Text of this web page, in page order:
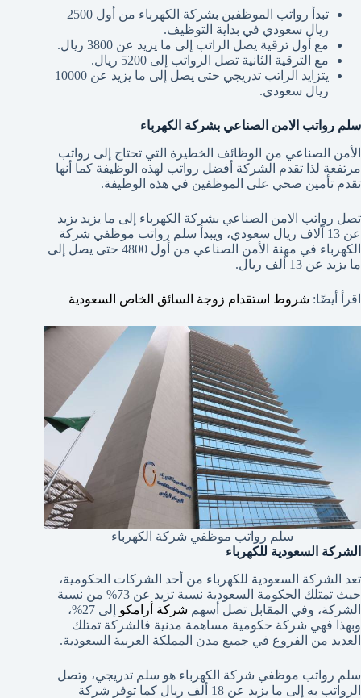
تبدأ رواتب الموظفين بشركة الكهرباء من أول 2500
ريال سعودي في بداية التوظيف.
مع أول ترقية يصل الراتب إلى ما يزيد عن 3800 ريال.
مع الترقية الثانية تصل الرواتب إلى 5200
ريال.
يتزايد الراتب تدريجي حتى يصل إلى ما يزيد عن 10000
ريال سعودي.
سلم رواتب الامن الصناعي بشركة الكهرباء
الأمن الصناعي من الوظائف الخطيرة التي تحتاج إلى رواتب
مرتفعة لذا تقدم الشركة أفضل رواتب لهذه الوظيفة كما أنها
تقدم تأمين صحي على الموظفين في هذه الوظيفة.
تصل رواتب الامن الصناعي بشركة الكهرباء إلى ما يزيد يزيد
عن 13
آلاف ريال سعودي، ويبدأ سلم رواتب موظفي شركة
الكهرباء في مهنة الأمن الصناعي من أول 4800
حتى يصل إلى
ما يزيد عن 13
ألف ريال.
اقرأ أيضًا: شروط استقدام زوجة السائق الخاص السعودية
سلم رواتب موظفي شركة الكهرباء
الشركة السعودية للكهرباء
تعد الشركة السعودية للكهرباء من أحد الشركات الحكومية،
حيث تمتلك الحكومة السعودية نسبة تزيد عن 73%
من نسبة
الشركة، وفي المقابل تصل أسهم شركة أرامكو إلى
27%،
وبهذا فهي شركة حكومية مساهمة مدنية فالشركة تمتلك
العديد من الفروع في جميع مدن المملكة العربية السعودية.
سلم رواتب موظفي شركة الكهرباء هو سلم تدريجي، وتصل
الرواتب به إلى ما يزيد عن 18
ألف ريال كما توفر شركة